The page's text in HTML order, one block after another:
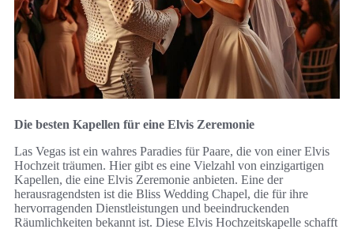
Die besten Kapellen für eine Elvis Zeremonie
Las Vegas ist ein wahres Paradies für Paare, die von einer Elvis
Hochzeit träumen. Hier gibt es eine Vielzahl von einzigartigen
Kapellen, die eine Elvis Zeremonie anbieten. Eine der
herausragendsten ist die Bliss Wedding Chapel, die für ihre
hervorragenden Dienstleistungen und beeindruckenden
Räumlichkeiten bekannt ist. Diese Elvis Hochzeitskapelle schafft